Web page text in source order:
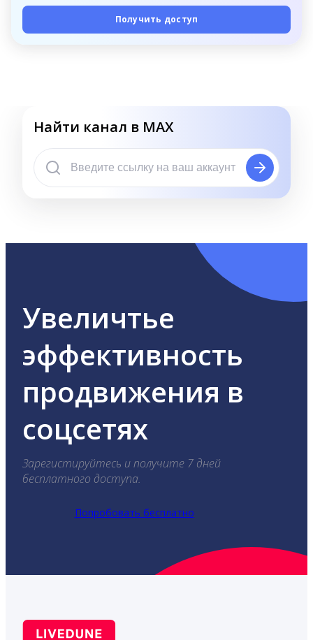
Получить доступ
Найти канал в MAX
Увеличтье
эффективность
продвижения в
соцсетях
Зарегистируйтесь и получите 7 дней
бесплатного доступа.
Попробовать бесплатно